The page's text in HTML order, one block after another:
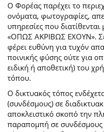
Ο Φορέας παρέχει το
ονόματα, φωτογραφίες,
υπηρεσίες που
«ΟΠΩΣ ΑΚΡΙΒΩΣ ΕΧΟΥΝ».
φέρει ευθύνη για τυχόν
ποινικής φύσης ούτε για
ειδική ή αποθετική) του
τόπου.
O δικτυακός τόπος
(συνδέσμους) σε
αποκλειστικό σκοπό την
παραπομπή σε συνδέσμους